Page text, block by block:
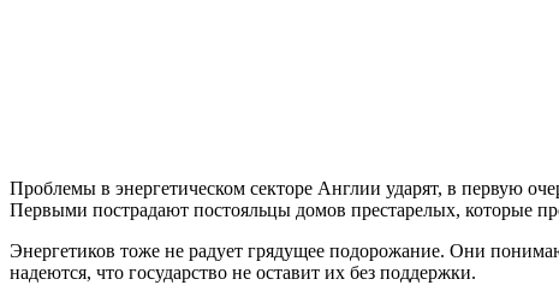
Проблемы в энергетическом секторе Англии ударят, в первую
Первыми пострадают постояльцы домов престарелых, которые
Энергетиков тоже не радует грядущее подорожание. Они
надеются, что государство не оставит их без поддержки.